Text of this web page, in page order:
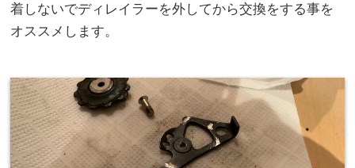
着しないでディレイラーを外してから交換をする事を
オススメします。